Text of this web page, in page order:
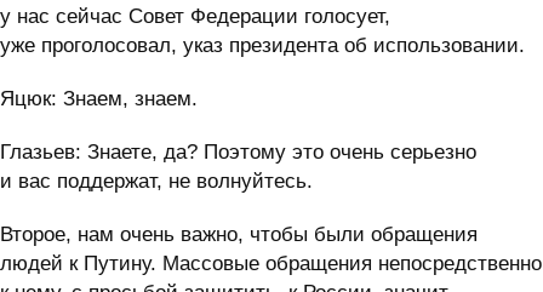
у нас сейчас Совет Федерации голосует,
уже проголосовал, указ президента об использовании.
Яцюк: Знаем, знаем.
Глазьев: Знаете, да? Поэтому это очень серьезно
и вас поддержат, не волнуйтесь.
Второе, нам очень важно, чтобы были обращения
людей к Путину. Массовые обращения непосредственно